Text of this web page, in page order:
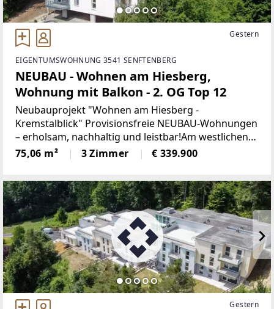
Gestern
EIGENTUMSWOHNUNG 3541 SENFTENBERG
NEUBAU - Wohnen am Hiesberg,
Wohnung mit Balkon - 2. OG Top 12
Neubauprojekt "Wohnen am Hiesberg -
Kremstalblick" Provisionsfreie NEUBAU-Wohnungen
– erholsam, nachhaltig und leistbar!Am westlichen
Ortsende der idyllischen Marktgemeinde
Senftenberg - umrandet von grünen Hügeln und
75,06 m² 3 Zimmer € 339.900
Gestern